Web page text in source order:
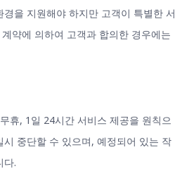
을 지원해야 하지만 고객이 특별한 서
약에 의하여 고객과 합의한 경우에는
휴, 1일 24시간 서비스 제공을 원칙으
중단할 수 있으며, 예정되어 있는 작
다.